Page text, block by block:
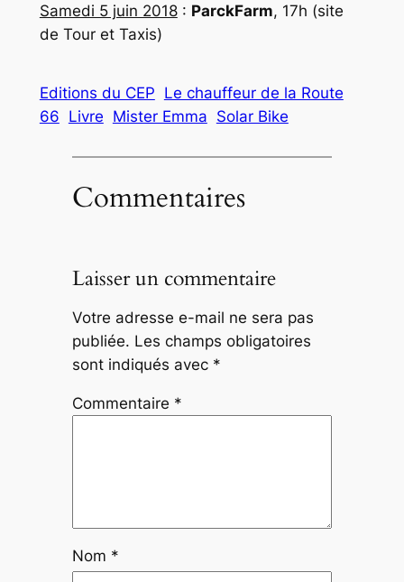
Samedi 5 juin 2018: ParckFarm, 17h (site
de Tour et Taxis)
Editions du CEP Le chauffeur de la Route
66 Livre Mister Emma Solar Bike
Commentaires
Laisser un commentaire
Votre adresse e-mail ne sera pas
publiée. Les champs obligatoires
sont indiqués avec *
Commentaire *
Nom *